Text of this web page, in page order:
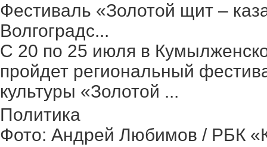
Фестиваль «Золотой щит –
Волгоградс...
С 20 по 25 июля в
пройдет региональный
культуры «Золотой ...
Политика
Фото: Андрей Любимов / РБК